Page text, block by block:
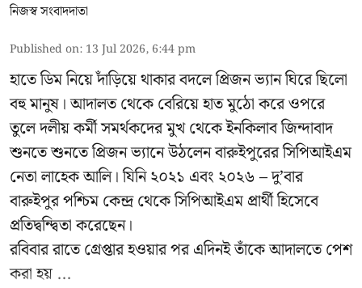
নিজস্ব সংবাদদাতা
Published on: 13 Jul 2026, 6:44 pm
হাতে ডিম নিয়ে দাঁড়িয়ে থাকার বদলে প্রিজন ভ্যান ঘিরে ছিলো
বহু মানুষ। আদালত থেকে বেরিয়ে হাত মুঠো করে ওপরে
তুলে দলীয় কর্মী সমর্থকদের মুখ থেকে ইনকিলাব জিন্দাবাদ
শুনতে শুনতে প্রিজন ভ্যানে উঠলেন বারুইপুরের সিপিআইএম
নেতা লাহেক আলি। যিনি ২০২১ এবং ২০২৬ – দু’বার
বারুইপুর পশ্চিম কেন্দ্র থেকে সিপিআইএম প্রার্থী হিসেবে
প্রতিদ্বন্দ্বিতা করেছেন।
রবিবার রাতে গ্রেপ্তার হওয়ার পর এদিনই তাঁকে আদালতে পেশ
করা হয় ...